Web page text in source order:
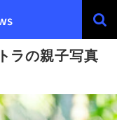
ラの親子写真